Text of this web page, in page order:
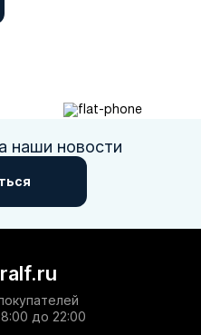
наши новости
до 22:00